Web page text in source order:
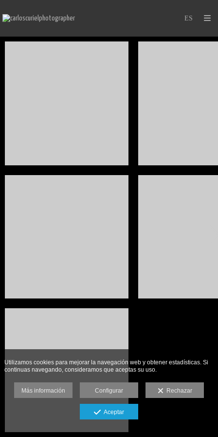
Utilizamos cookies para mejorar la navegación web y obtener estadísticas. Si
continuas navegando, consideramos que aceptas su uso.
Más información Configurar Rechazar
Aceptar